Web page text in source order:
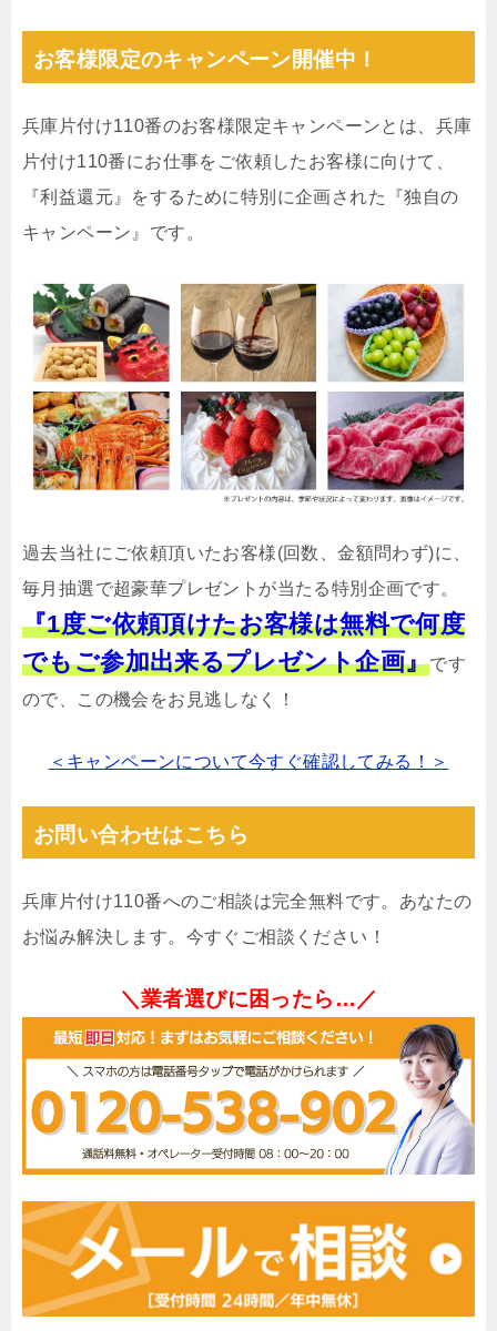
お客様限定のキャンペーン開催中！
兵庫片付け110番のお客様限定キャンペーンとは、兵庫
片付け110番にお仕事をご依頼したお客様に向けて、
『利益還元』をするために特別に企画された『独自の
キャンペーン』です。
過去当社にご依頼頂いたお客様(回数、金額問わず)に、
毎月抽選で超豪華プレゼントが当たる特別企画です。
『1度ご依頼頂けたお客様は無料で何度
でもご参加出来るプレゼント企画』です
ので、この機会をお見逃しなく！
＜キャンペーンについて今すぐ確認してみる！＞
お問い合わせはこちら
兵庫片付け110番へのご相談は完全無料です。あなたの
お悩み解決します。今すぐご相談ください！
＼業者選びに困ったら…／